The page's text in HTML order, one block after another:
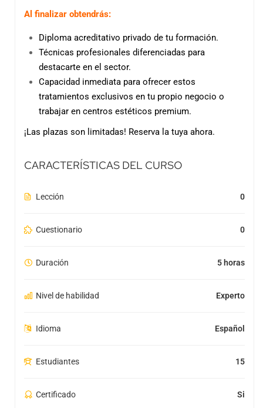
Al finalizar obtendrás:
Diploma acreditativo privado de tu formación.
Técnicas profesionales diferenciadas para
destacarte en el sector.
Capacidad inmediata para ofrecer estos
tratamientos exclusivos en tu propio negocio o
trabajar en centros estéticos premium.
¡Las plazas son limitadas! Reserva la tuya ahora.
CARACTERÍSTICAS DEL CURSO
Lección 0
Cuestionario 0
Duración 5 horas
Nivel de habilidad Experto
Idioma Español
Estudiantes 15
Certificado Si